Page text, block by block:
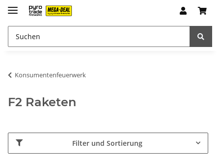
Konsumentenfeuerwerk
F2 Raketen
Filter und Sortierung